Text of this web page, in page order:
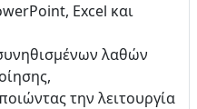
Excel και
λαθών
την λειτουργία